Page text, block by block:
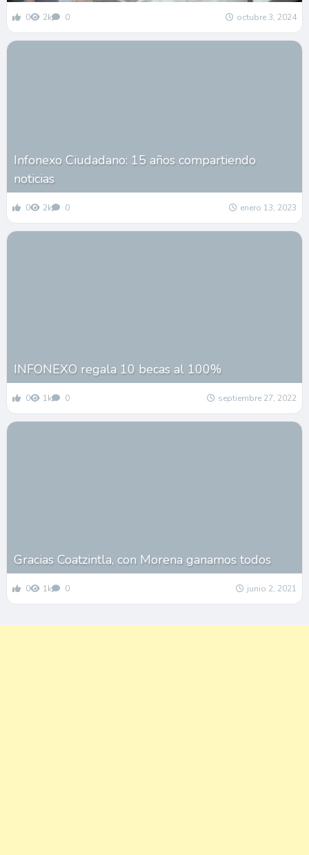
0 2k 0 octubre 3, 2024
Infonexo Ciudadano: 15 años compartiendo
noticias
0 2k 0 enero 13, 2023
INFONEXO regala 10 becas al 100%
0 1k 0 septiembre 27, 2022
Gracias Coatzintla, con Morena ganamos todos
0 1k 0 junio 2, 2021